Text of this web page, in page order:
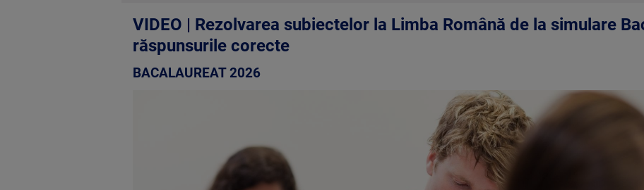
VIDEO | Rezolvarea subiectelor la Limba Română de la simulare
răspunsurile corecte
BACALAUREAT 2026